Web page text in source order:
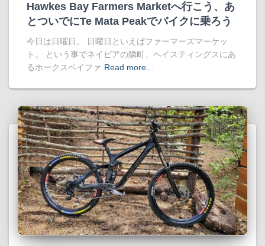
Hawkes Bay Farmers Marketへ行こう、あ
とついでにTe Mata Peakでバイクに乗ろう
今日は日曜日。 日曜日といえばファーマーズマーケッ
ト。 という事でネイピアの隣町、ヘイスティングスにあ
るホークスベイファ Read more…